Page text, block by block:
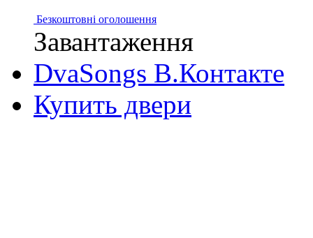
Безкоштовні оголошення
Завантаження
DvaSongs В.Контакте
Купить двери